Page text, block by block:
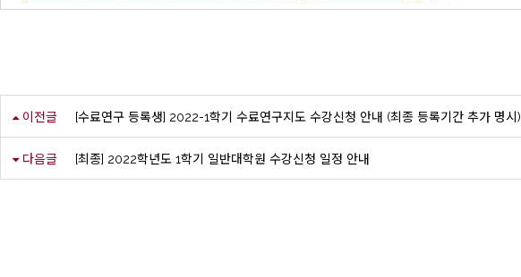
이전글 [수료연구 등록생] 2022-1학기 수료연구지도 수강신청 안내 (최종 등록기간 추가 명시)
다음글 [최종] 2022학년도 1학기 일반대학원 수강신청 일정 안내